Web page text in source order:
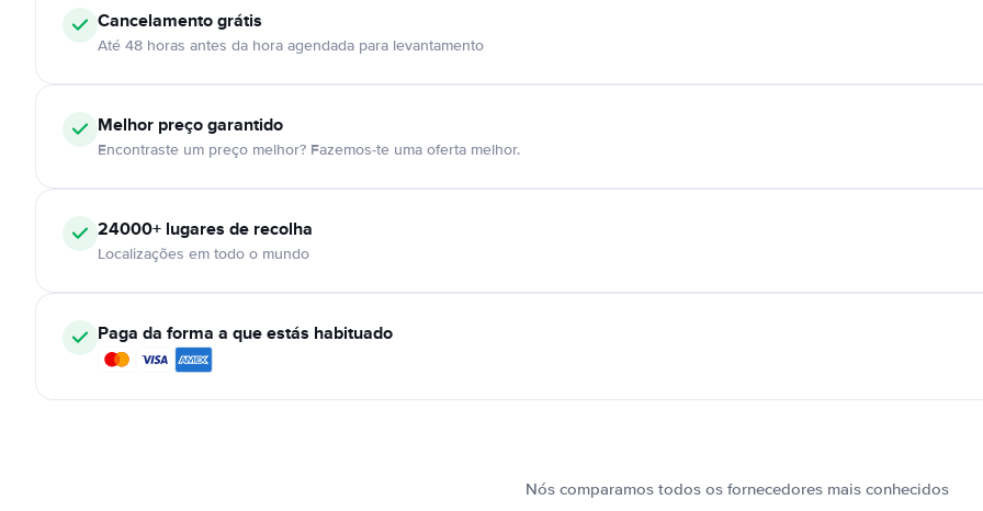
Cancelamentográtis
Até 48 horas antes da hora agendada para levantamento
Melhor preço garantido
Encontraste um preço melhor? Fazemos-te uma oferta melhor.
24000+ lugares de recolha
Localizações em todo o mundo
Paga da forma a que estás habituado
Nós comparamos todos os fornecedores mais conhecidos